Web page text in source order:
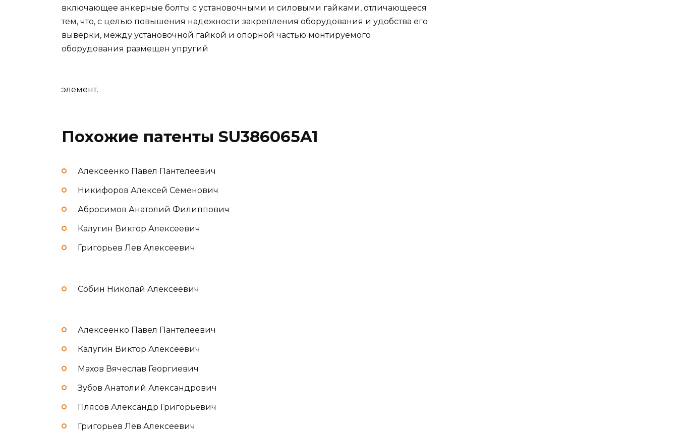
включающее анкерные болты с установочными и силовыми гайками, отличающееся
тем, что, с целью повышения надежности закрепления оборудования и удобства его
выверки, между установочной гайкой и опорной частью монтируемого
оборудования размещен упругий
элемент.
Похожие патенты SU386065A1
Алексеенко Павел Пантелеевич
Никифоров Алексей Семенович
Абросимов Анатолий Филиппович
Калугин Виктор Алексеевич
Григорьев Лев Алексеевич
Собин Николай Алексеевич
Алексеенко Павел Пантелеевич
Калугин Виктор Алексеевич
Махов Вячеслав Георгиевич
Зубов Анатолий Александрович
Плясов Александр Григорьевич
Григорьев Лев Алексеевич